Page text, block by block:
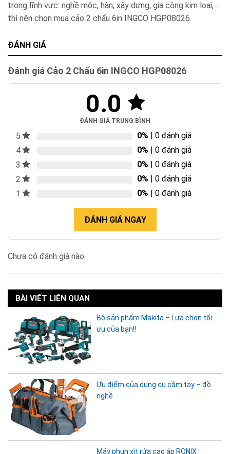
trong lĩnh vực: nghề mộc, hàn, xây dựng, gia công kim loại,…
thì nên chọn mua cảo 2 chấu 6in INGCO HGP08026.
ĐÁNH GIÁ
Đánh giá Cảo 2 Chấu 6in INGCO HGP08026
0.0
ĐÁNH GIÁ TRUNG BÌNH
5 0% | 0 đánh giá
4
0% | 0 đánh giá
3
0% | 0 đánh giá
2
0% | 0 đánh giá
1
0% | 0 đánh giá
ĐÁNH GIÁ NGAY
Chưa có đánh giá nào.
BÀI VIẾT LIÊN QUAN
Bộ sản phẩm Makita – Lựa chọn tối
ưu của bạn!!
Ưu điểm của dụng cụ cầm tay – đồ
nghề
Máy phun xịt rửa cao áp RONIX